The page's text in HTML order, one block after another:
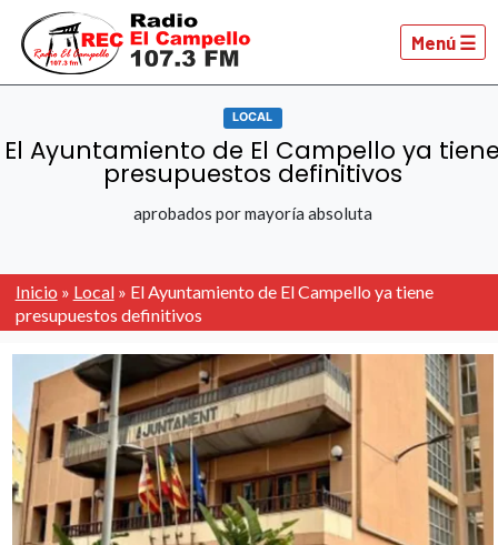
Menú ☰
LOCAL
El Ayuntamiento de El Campello ya
presupuestos definitivos
aprobados por mayoría absoluta
Inicio » Local» El Ayuntamiento de El Campello ya tiene
presupuestos definitivos